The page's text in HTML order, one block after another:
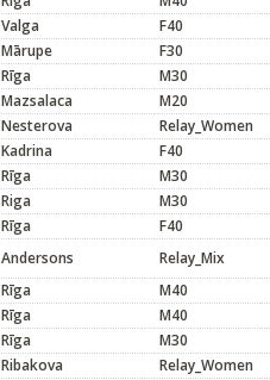
Valga F40
Mārupe F30
Rīga M30
Mazsalaca M20
Nesterova Relay_Women
Kadrina F40
Rīga M30
Riga M30
Rīga F40
Andersons Relay_Mix
Rīga M40
Rīga M40
Rīga M30
Ribakova Relay_Women